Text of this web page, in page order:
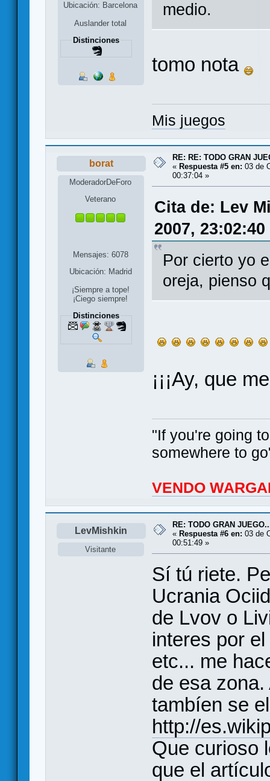
Ubicación: Barcelona
Auslander total
Distinciones
medio.
tomo nota
Mis juegos
borat
ModeradorDeForo
Veterano
Mensajes: 6078
Ubicación: Madrid
¡Siempre a tope!
¡Ciego siempre!
Distinciones
RE: RE: TODO GRAN
« Respuesta #5 en: 03 de
00:37:04 »
Cita de: Lev
2007, 23:02:40
Por cierto yo
oreja, pienso
¡¡¡Ay, que
"If you're going
somewhere to
VENDO
LevMishkin
Visitante
RE: TODO GRAN
« Respuesta #6 en: 03 de
00:51:49 »
Sí tú riete.
Ucrania
de Lvov o
interes por
etc... me
de esa
tambíen se
http://
Que curioso
que el